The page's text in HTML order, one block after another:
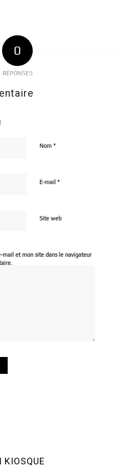
0
RÉPONSES
Nom*
E-mail*
Site web
mail et mon site dans le navigateur
KIOSQUE